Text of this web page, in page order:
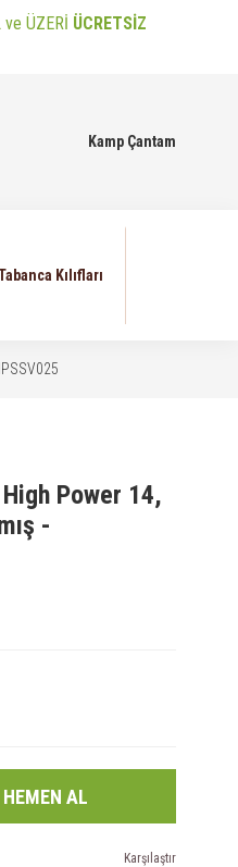
ÜZERİ ÜCRETSİZ
Kamp Çantam
Kılıfları
Power 14,
-
HEMEN AL
Karşılaştır